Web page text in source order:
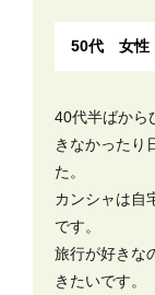
50代 女性
40代半ばから
きなかったり
た。
カンシャは自
です。
旅行が好きな
きたいです。